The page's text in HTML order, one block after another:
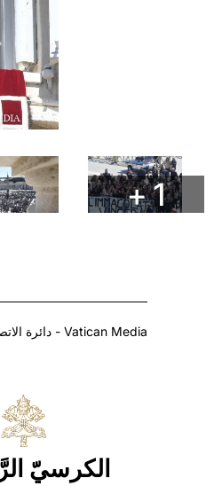
+ 1
Copyright © دائرة الاتصالات - Vatican Media
الكرسيّ